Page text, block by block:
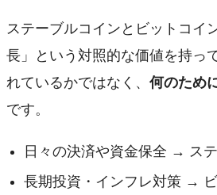
ステーブルコインとビットコイ
長」という対照的な価値を持っ
れているかではなく、 何のため
です。
日々の決済や資金保全 → ス
長期投資・インフレ対策 →